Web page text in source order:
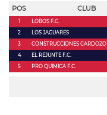
POS CLUB
1 LOBOS F.C.
2
LOS JAGUARES
3
CONSTRUCCIONES CARDOZO
4
EL REJUNTE F.C.
5
PRO QUIMICA F.C.